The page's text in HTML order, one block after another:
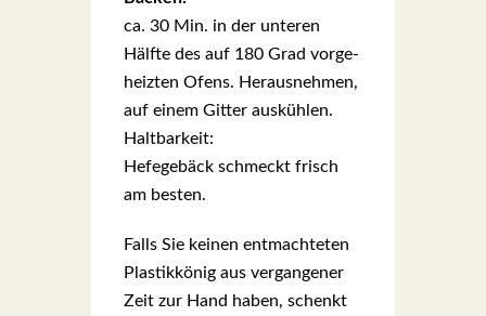
ca. 30 Min. in der unte­ren
Hälf­te des auf 180 Grad vor­ge­
heiz­ten Ofens. Her­aus­neh­men,
auf einem Git­ter aus­küh­len.
Halt­bar­keit:
Hefe­ge­bäck schmeckt frisch
am bes­ten.
Falls Sie kei­nen ent­mach­te­ten
Plas­tik­kö­nig aus ver­gan­ge­ner
Zeit zur Hand haben, schenkt